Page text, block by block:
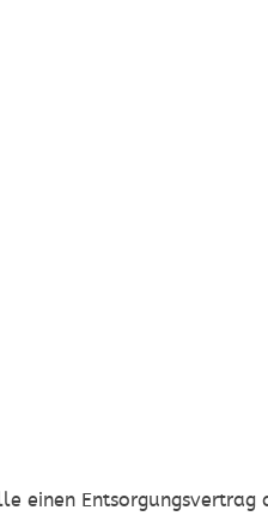
einen Entsorgungsvertrag